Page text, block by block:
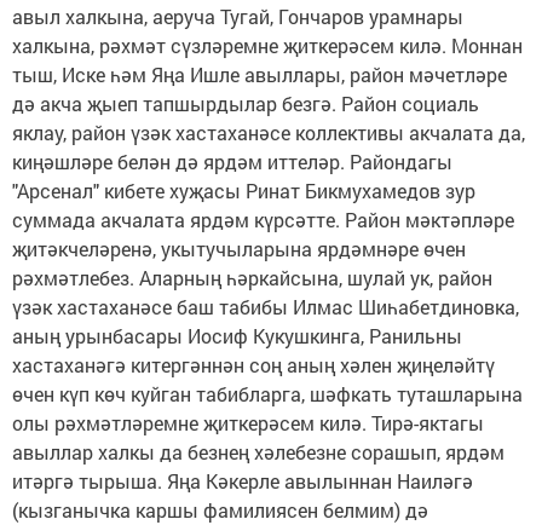
авыл халкына, аеруча Тугай, Гончаров урамнары
халкына, рәхмәт сүзләремне җиткерәсем килә. Моннан
тыш, Иске һәм Яңа Ишле авыллары, район мәчетләре
дә акча җыеп тапшырдылар безгә. Район социаль
яклау, район үзәк хастаханәсе коллективы акчалата да,
киңәшләре белән дә ярдәм иттеләр. Райондагы
"Арсенал" кибете хуҗасы Ринат Бикмухамедов зур
суммада акчалата ярдәм күрсәтте. Район мәктәпләре
җитәкчеләренә, укытучыларына ярдәмнәре өчен
рәхмәтлебез. Аларның һәркайсына, шулай ук, район
үзәк хастаханәсе баш табибы Илмас Шиһабетдиновка,
аның урынбасары Иосиф Кукушкинга, Ранильны
хастаханәгә китергәннән соң аның хәлен җиңеләйтү
өчен күп көч куйган табибларга, шәфкать туташларына
олы рәхмәтләремне җиткерәсем килә. Тирә-яктагы
авыллар халкы да безнең хәлебезне сорашып, ярдәм
итәргә тырыша. Яңа Кәкерле авылыннан Наиләгә
(кызганычка каршы фамилиясен белмим) дә